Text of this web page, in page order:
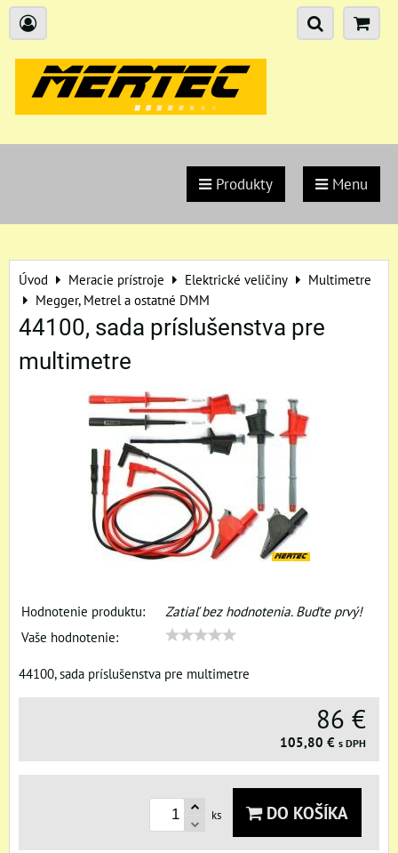
Produkty Menu
Úvod Meracie prístroje Elektrické veličiny
Multimetre
Megger, Metrel a ostatné DMM
44100, sada príslušenstva pre
multimetre
Hodnotenie produktu:
Zatiaľ bez hodnotenia. Buďte prvý!
Vaše hodnotenie:
44100, sada príslušenstva pre multimetre
86 €
105,80 € s DPH
ks DO KOŠÍKA